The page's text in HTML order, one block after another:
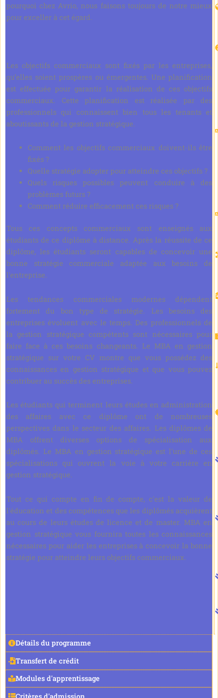
Détails du programme
Transfert de crédit
Modules d'apprentissage
pourquoi chez Avrio, nous faisons toujours de notre mieux
pour exceller à cet égard.
Les objectifs commerciaux sont fixés par les entreprises,
qu’elles soient prospères ou émergentes. Une planification
est effectuée pour garantir la réalisation de ces objectifs
commerciaux. Cette planification est réalisée par des
professionnels qui connaissent bien tous les tenants et
aboutissants de la gestion stratégique.
Comment les objectifs commerciaux doivent-ils être
fixés ?
Quelle stratégie adopter pour atteindre ces objectifs ?
Quels risques possibles peuvent conduire à des
problèmes futurs ?
Comment réduire efficacement ces risques ?
Tous ces concepts commerciaux sont enseignés aux
étudiants de ce diplôme à distance. Après la réussite de ce
diplôme, les étudiants seront capables de concevoir une
bonne stratégie commerciale adaptée aux besoins de
l'entreprise.
Les tendances commerciales modernes dépendent
fortement du bon type de stratégie. Les besoins des
entreprises évoluent avec le temps. Des professionnels de
la gestion stratégique compétents sont nécessaires pour
faire face à ces besoins changeants. Le MBA en gestion
stratégique sur votre CV montre que vous possédez des
connaissances en gestion stratégique et que vous pouvez
contribuer au succès des entreprises.
Les étudiants qui terminent leurs études en administration
des affaires avec ce diplôme ont de nombreuses
perspectives dans le secteur des affaires. Les diplômes de
MBA offrent diverses options de spécialisation aux
diplômés. Le MBA en gestion stratégique est l'une de ces
spécialisations qui ouvrent la voie à votre carrière en
gestion stratégique.
Tout ce qui compte en fin de compte, c'est la valeur de
l'éducation et des compétences que les diplômés acquièrent
au cours de leurs études de licence et de master. MBA en
gestion stratégique vous fournira toutes les connaissances
nécessaires pour aider les entreprises à concevoir la bonne
stratégie pour atteindre leurs objectifs commerciaux.